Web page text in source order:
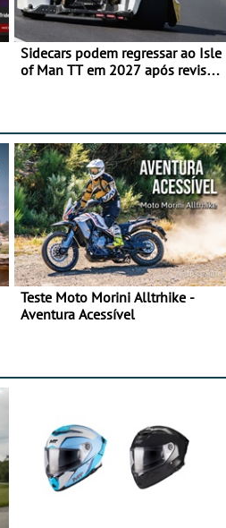
Sidecars podem regressar ao Isle
of Man TT em 2027 após revisão
Teste Moto Morini Alltrhike -
Aventura Acessível